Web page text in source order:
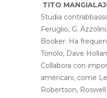
TITO
Studia
Feruglio, G.
Booker. Ha
Tonolo, Dave
Collabora con
americani, come
Robertson,